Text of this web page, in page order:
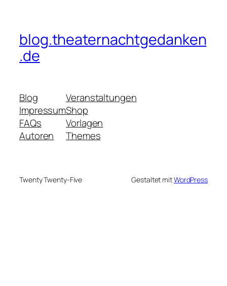
blog.theaternachtgedanken
.de
Blog
Impressum
FAQs
Autoren
Veranstaltungen
Shop
Vorlagen
Themes
Twenty Twenty-Five Gestaltet mitWordPress